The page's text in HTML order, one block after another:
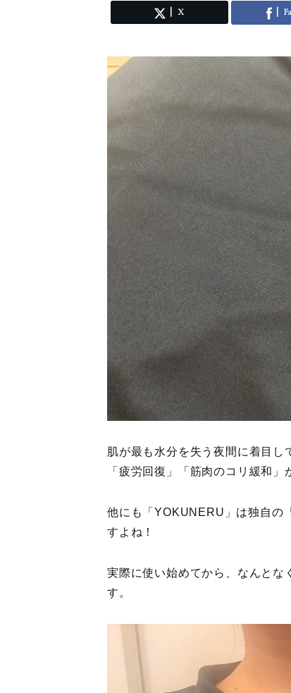
X
肌が最も水分を失う夜間に着目し
「疲労回復」「筋肉のコリ緩和」
他にも「YOKUNERU」は独自の
すよね！
実際に使い始めてから、なんとな
す。